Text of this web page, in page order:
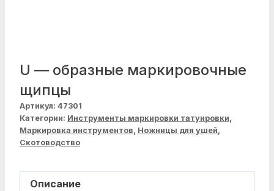
U — образные маркировочные
щипцы
Артикул: 47301
Категории: Инструменты маркировки татуировки,
Маркировка инструментов, Ножницы для ушей,
Скотоводство
Описание